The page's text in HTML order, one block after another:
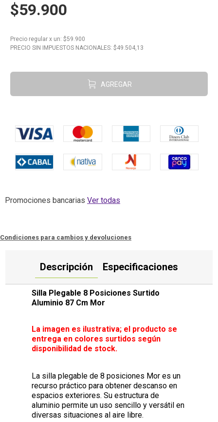
$59.900
Precio regular x un: $59.900
PRECIO SIN IMPUESTOS NACIONALES: $49.504,13
AGREGAR
Promociones bancarias Ver todas
Condiciones para cambios y devoluciones
Descripción Especificaciones
Silla Plegable 8 Posiciones Surtido
Aluminio 87 Cm Mor
La imagen es ilustrativa; el producto se
entrega en colores surtidos según
disponibilidad de stock.
La silla plegable de 8 posiciones Mor es un
recurso práctico para obtener descanso en
espacios exteriores. Su estructura de
aluminio permite un uso sencillo y versátil en
diversas situaciones al aire libre.
. Carne